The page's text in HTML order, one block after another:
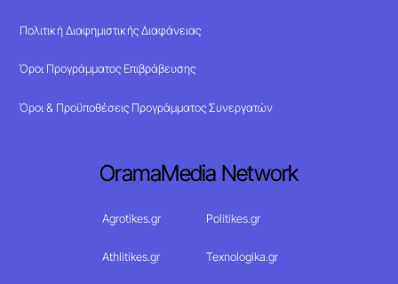
Πολιτική Διαφημιστικής Διαφάνειας
Όροι Προγράμματος Επιβράβευσης
Όροι & Προϋποθέσεις Προγράμματος Συνεργατών
OramaMedia Network
Agrotikes.gr Politikes.gr
Athlitikes.gr Texnologika.gr